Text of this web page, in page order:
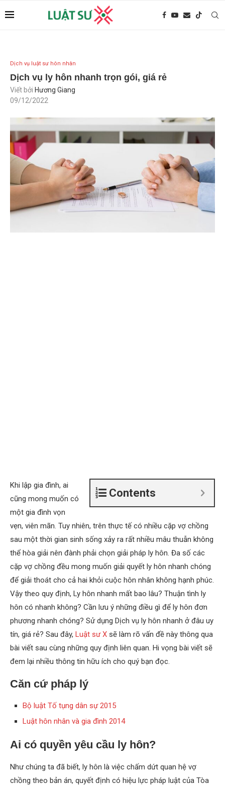
Dịch vụ luật sư hôn nhân
Dịch vụ ly hôn nhanh trọn gói, giá rẻ
Viết bởi Hương Giang
09/12/2022
Contents
Khi lập gia đình, ai
cũng mong muốn có
một gia đình vọn
vẹn, viên mãn. Tuy nhiên, trên thực tế có nhiều cặp vợ chồng
sau một thời gian sinh sống xảy ra rất nhiều mâu thuẫn không
thể hòa giải nên đành phải chọn giải pháp ly hôn. Đa số các
cặp vợ chồng đều mong muốn giải quyết ly hôn nhanh chóng
để giải thoát cho cả hai khỏi cuộc hôn nhân không hạnh phúc.
Vậy theo quy định, Ly hôn nhanh mất bao lâu? Thuận tình ly
hôn có nhanh không? Cần lưu ý những điều gì để ly hôn đơn
phương nhanh chóng? Sử dụng Dịch vụ ly hôn nhanh ở đâu uy
tín, giá rẻ? Sau đây, Luật sư X sẽ làm rõ vấn đề này thông qua
bài viết sau cùng những quy định liên quan. Hi vọng bài viết sẽ
đem lại nhiều thông tin hữu ích cho quý bạn đọc.
Căn cứ pháp lý
Bộ luật Tố tụng dân sự 2015
Luật hôn nhân và gia đình 2014
Ai có quyền yêu cầu ly hôn?
Như chúng ta đã biết, ly hôn là việc chấm dứt quan hệ vợ
chồng theo bản án, quyết định có hiệu lực pháp luật của Tòa